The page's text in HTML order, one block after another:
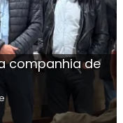
companhia de